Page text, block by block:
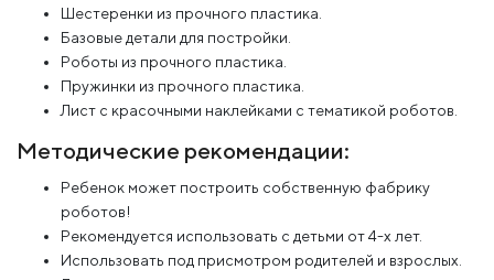
Шестеренки из прочного пластика.
Базовые детали для постройки.
Роботы из прочного пластика.
Пружинки из прочного пластика.
Лист с красочными наклейками с тематикой роботов.
Методические рекомендации:
Ребенок может построить собственную фабрику
роботов!
Рекомендуется использовать с детьми от 4-х лет.
Использовать под присмотром родителей и взрослых.